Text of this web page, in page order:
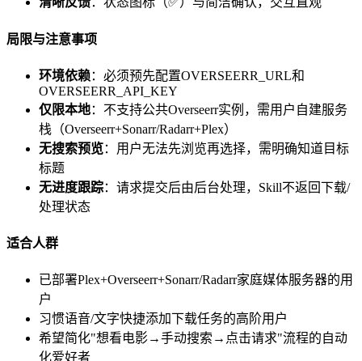
局限与注意事项
环境依赖：必须预先配置OVERSEERR_URL和
OVERSEERR_API_KEY
仅限本地：不支持公共Overseerr实例，需用户自建服务
栈（Overseerr+Sonarr/Radarr+Plex）
无搜索预览：用户无法先浏览再选择，需明确知道目标
标题
无进度跟踪：请求提交后由后台处理，Skill不返回下载/
处理状态
适合人群
已部署Plex+Overseerr+Sonarr/Radarr家庭媒体服务器的用
户
习惯语音/文字快捷添加下载任务的高阶用户
希望简化"想看电影→手动搜索→点击请求"流程的自动
化爱好者